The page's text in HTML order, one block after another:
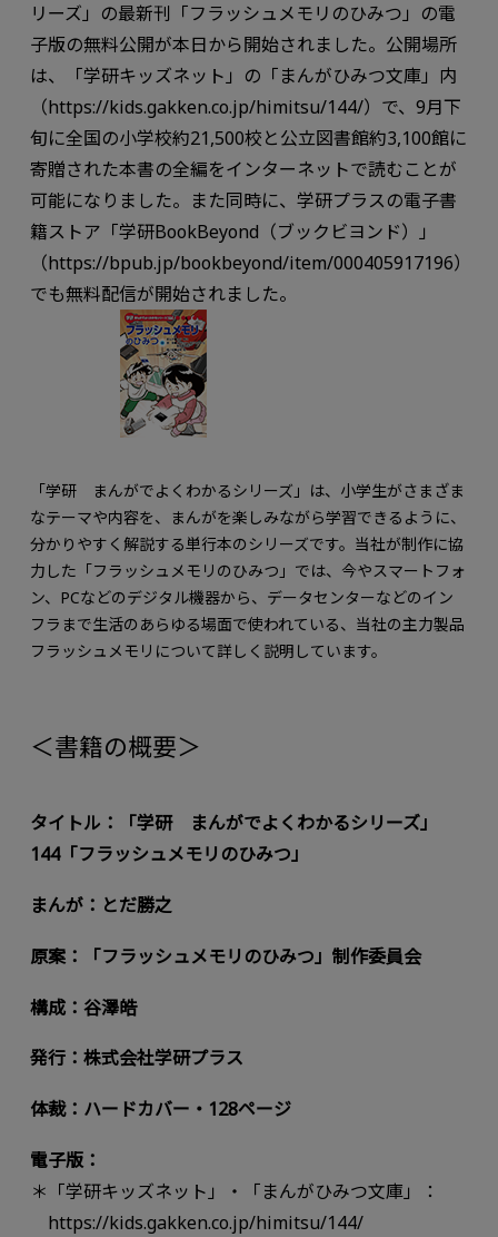
リーズ」の最新刊「フラッシュメモリのひみつ」の電
子版の無料公開が本日から開始されました。公開場所
は、「学研キッズネット」の「まんがひみつ文庫」内
（https://kids.gakken.co.jp/himitsu/144/）で、9月下
旬に全国の小学校約21,500校と公立図書館約3,100館に
寄贈された本書の全編をインターネットで読むことが
可能になりました。また同時に、学研プラスの電子書
籍ストア「学研BookBeyond（ブックビヨンド）」
（https://bpub.jp/bookbeyond/item/000405917196）
でも無料配信が開始されました。
「学研 まんがでよくわかるシリーズ」は、小学生がさまざま
なテーマや内容を、まんがを楽しみながら学習できるように、
分かりやすく解説する単行本のシリーズです。当社が制作に協
力した「フラッシュメモリのひみつ」では、今やスマートフォ
ン、PCなどのデジタル機器から、データセンターなどのイン
フラまで生活のあらゆる場面で使われている、当社の主力製品
フラッシュメモリについて詳しく説明しています。
＜書籍の概要＞
タイトル：「学研 まんがでよくわかるシリーズ」
144「フラッシュメモリのひみつ」
まんが：とだ勝之
原案：「フラッシュメモリのひみつ」制作委員会
構成：谷澤皓
発行：株式会社学研プラス
体裁：ハードカバー・128ページ
電子版：
＊「学研キッズネット」・「まんがひみつ文庫」：
https://kids.gakken.co.jp/himitsu/144/